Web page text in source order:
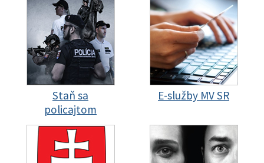
Staň sa
policajtom
E-služby MV SR